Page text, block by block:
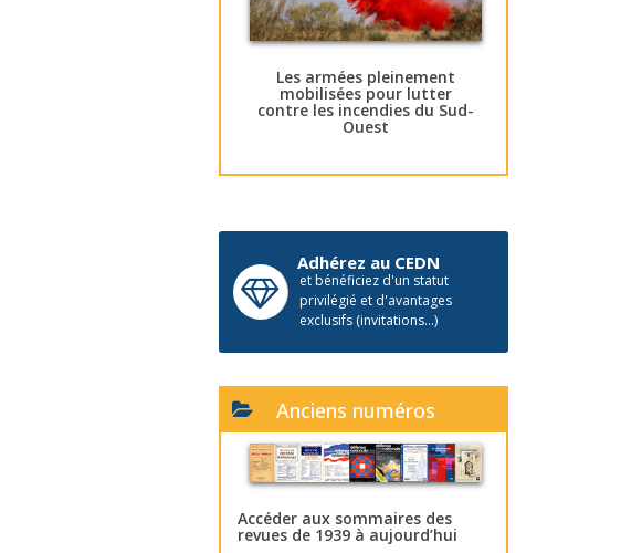
Les armées pleinement
mobilisées pour lutter
contre les incendies du Sud-
Ouest
Adhérez au CEDN
et bénéficiez d'un statut
privilégié et d'avantages
exclusifs (invitations...)
Anciens numéros
Accéder aux sommaires des
revues de 1939 à aujourd’hui